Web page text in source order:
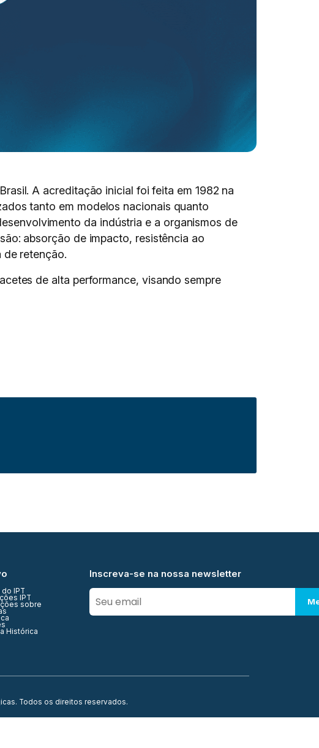
A acreditação inicial foi feita em 1982 na
tanto em modelos nacionais quanto
da indústria e a organismos de
absorção de impacto, resistência ao
de retenção.
de alta performance, visando sempre
do IPT
IPT
sobre
Histórica
Inscreva-se na nossa newsletter
Todos os direitos reservados.